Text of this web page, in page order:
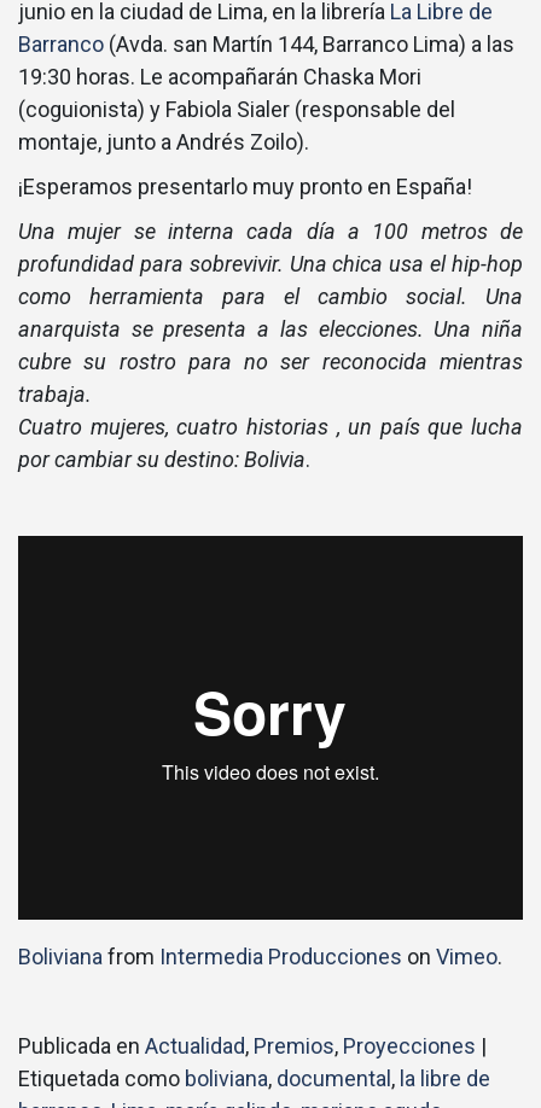
junio en la ciudad de Lima, en la librería La Libre de
Barranco (Avda. san Martín 144, Barranco Lima) a las
19:30 horas. Le acompañarán Chaska Mori
(coguionista) y Fabiola Sialer (responsable del
montaje, junto a Andrés Zoilo).
¡Esperamos presentarlo muy pronto en España!
Una mujer se interna cada dí­a a 100 metros de
profundidad para sobrevivir. Una chica usa el hip-hop
como herramienta para el cambio social. Una
anarquista se presenta a las elecciones. Una niña
cubre su rostro para no ser reconocida mientras
trabaja.
Cuatro mujeres, cuatro historias , un paí­s que lucha
por cambiar su destino: Bolivia.
Boliviana from Intermedia Producciones on Vimeo.
Publicada en Actualidad, Premios, Proyecciones |
Etiquetada como boliviana, documental , la libre de